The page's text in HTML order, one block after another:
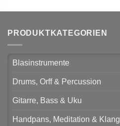
PRODUKTKATEGORIEN
Blasinstrumente
Drums, Orff & Percussion
Gitarre, Bass & Uku
Handpans, Meditation & Klang